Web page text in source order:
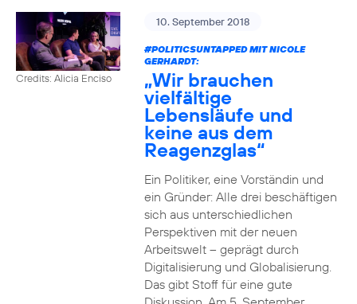
Credits: Alicia Enciso
10. September 2018
#POLITICSUNTAPPEDMIT NICOLE
GERHARDT:
„Wir brauchen
vielfältige
Lebensläufe und
keine aus dem
Reagenzglas“
Ein Politiker, eine Vorständin und
ein Gründer: Alle drei beschäftigen
sich aus unterschiedlichen
Perspektiven mit der neuen
Arbeitswelt – geprägt durch
Digitalisierung und Globalisierung.
Das gibt Stoff für eine gute